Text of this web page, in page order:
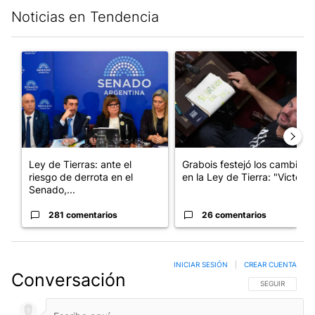
Noticias en Tendencia
Un artículo de tendencia con el título "Ley de Tierras: ante el
Ley de Tierras: ante el
riesgo de derrota en el
Senado,...
281 comentarios
Un artículo de tendencia con
Grabois festejó los cambios
en la Ley de Tierra: "Victo...
26 comentarios
Conversación SIGA ESTA
SEGUIR
INICIAR SESIÓN CREAR CUENTA